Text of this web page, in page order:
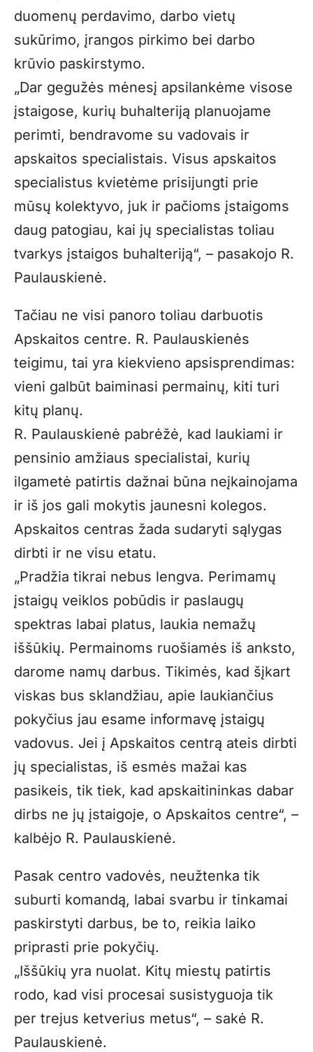
duomenų perdavimo, darbo vietų
sukūrimo, įrangos pirkimo bei darbo
krūvio paskirstymo.
„Dar gegužės mėnesį apsilankėme visose
įstaigose, kurių buhalteriją planuojame
perimti, bendravome su vadovais ir
apskaitos specialistais. Visus apskaitos
specialistus kvietėme prisijungti prie
mūsų kolektyvo, juk ir pačioms įstaigoms
daug patogiau, kai jų specialistas toliau
tvarkys įstaigos buhalteriją“, – pasakojo R.
Paulauskienė.
Tačiau ne visi panoro toliau darbuotis
Apskaitos centre. R. Paulauskienės
teigimu, tai yra kiekvieno apsisprendimas:
vieni galbūt baiminasi permainų, kiti turi
kitų planų.
R. Paulauskienė pabrėžė, kad laukiami ir
pensinio amžiaus specialistai, kurių
ilgametė patirtis dažnai būna neįkainojama
ir iš jos gali mokytis jaunesni kolegos.
Apskaitos centras žada sudaryti sąlygas
dirbti ir ne visu etatu.
„Pradžia tikrai nebus lengva. Perimamų
įstaigų veiklos pobūdis ir paslaugų
spektras labai platus, laukia nemažų
iššūkių. Permainoms ruošiamės iš anksto,
darome namų darbus. Tikimės, kad šįkart
viskas bus sklandžiau, apie laukiančius
pokyčius jau esame informavę įstaigų
vadovus. Jei į Apskaitos centrą ateis dirbti
jų specialistas, iš esmės mažai kas
pasikeis, tik tiek, kad apskaitininkas dabar
dirbs ne jų įstaigoje, o Apskaitos centre“, –
kalbėjo R. Paulauskienė.
Pasak centro vadovės, neužtenka tik
suburti komandą, labai svarbu ir tinkamai
paskirstyti darbus, be to, reikia laiko
priprasti prie pokyčių.
„Iššūkių yra nuolat. Kitų miestų patirtis
rodo, kad visi procesai susistyguoja tik
per trejus ketverius metus“, – sakė R.
Paulauskienė.